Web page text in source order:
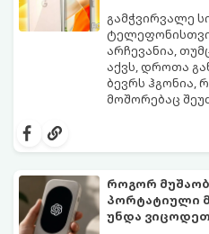
გამჭვირვალე
არჩევანია,
აქვს, დროთა
ბევრს ჰგონია,
მოშორებაც
პირვანდელ
როგორ
პორტატიული
უნდა ვიცოდეთ